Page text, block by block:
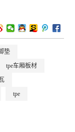
垫
tpe车厢板材
tpe